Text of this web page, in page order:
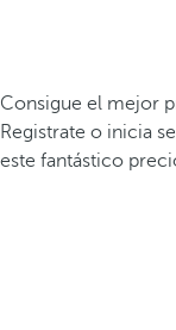
Consigue el mejor
Registrate o inicia
este fantástico